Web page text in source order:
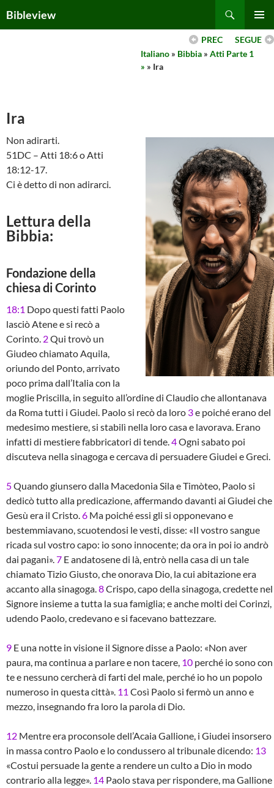
toBibleview
MENU
SEGUE
PREC
Italiano » Bibbia » Atti Parte 1
» » Ira
Ira
Non adirarti.
51DC – Atti 18:6 o Atti
18:12-17.
Ci è detto di non adirarci.
Lettura della
Bibbia:
Fondazione della
chiesa di Corinto
18:1 Dopo questi fatti Paolo
lasciò Atene e si recò a
Corinto. 2Qui trovò un
Giudeo chiamato Aquila,
oriundo del Ponto, arrivato
poco prima dall’Italia con la
moglie Priscilla, in seguito all’ordine di Claudio che allontanava
da Roma tutti i Giudei. Paolo si recò da loro 3e poiché erano del
medesimo mestiere, si stabilì nella loro casa e lavorava. Erano
infatti di mestiere fabbricatori di tende.4Ogni sabato poi
discuteva nella sinagoga e cercava di persuadere Giudei e Greci.
5Quando giunsero dalla Macedonia Sila e Timòteo, Paolo si
dedicò tutto alla predicazione, affermando davanti ai Giudei che
Gesù era il Cristo.6 Ma poiché essi gli si opponevano e
bestemmiavano, scuotendosi le vesti, disse: «Il vostro sangue
ricada sul vostro capo: io sono innocente; da ora in poi io andrò
dai pagani».7 E andatosene di là, entrò nella casa di un tale
chiamato Tizio Giusto, che onorava Dio, la cui abitazione era
accanto alla sinagoga.8Crispo, capo della sinagoga, credette nel
Signore insieme a tutta la sua famiglia; e anche molti dei Corinzi,
udendo Paolo, credevano e si facevano battezzare.
9 E una notte in visione il Signore disse a Paolo: «Non aver
paura, ma continua a parlare e non tacere, 10 perché io sono con
te e nessuno cercherà di farti del male, perché io ho un popolo
numeroso in questa città». 11 Così Paolo si fermò un anno e
mezzo, insegnando fra loro la parola di Dio.
12 Mentre era proconsole dell’Acaia Gallione, i Giudei insorsero
in massa contro Paolo e lo condussero al tribunale dicendo: 13
«Costui persuade la gente a rendere un culto a Dio in modo
contrario alla legge». 14 Paolo stava per rispondere, ma Gallione